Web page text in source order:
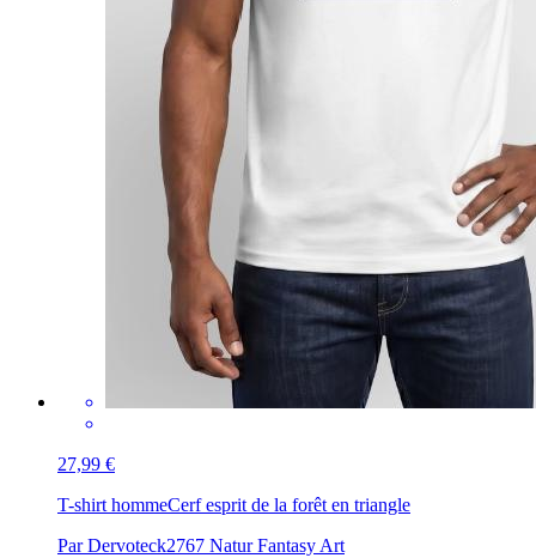
27,99 €
T-shirt hommeCerf esprit de la forêt en triangle
Par Dervoteck2767 Natur Fantasy Art